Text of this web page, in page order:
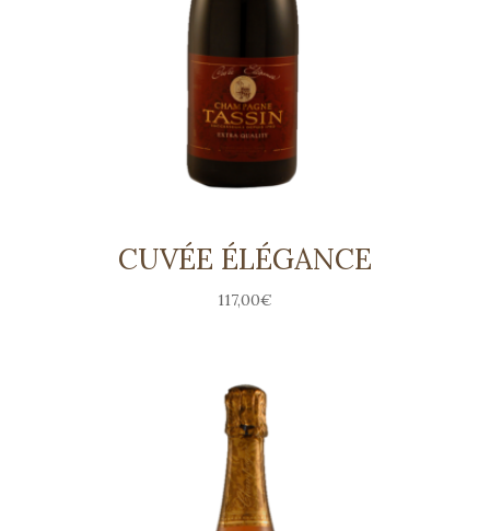
CUVÉE ÉLÉGANCE
117,00€